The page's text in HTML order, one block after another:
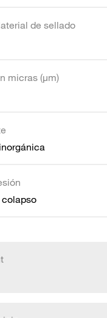
de sellado
micras (µm)